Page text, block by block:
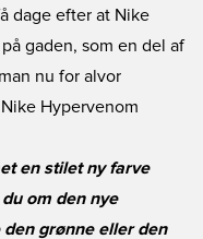
dage efter at Nike
gaden, som en del af
nu for alvor
Hypervenom
en stilet ny farve
om den nye
grønne eller den